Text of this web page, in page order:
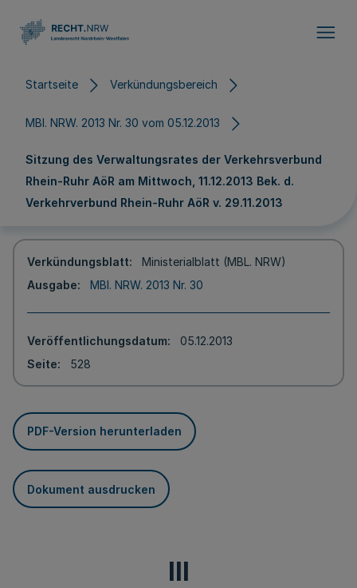
Startseite Verkündungsbereich
MBl. NRW. 2013 Nr. 30 vom 05.12.2013
Sitzung des Verwaltungsrates der Verkehrsverbund
Rhein-Ruhr AöR am Mittwoch, 11.12.2013 Bek. d.
Verkehrverbund Rhein-Ruhr AöR v. 29.11.2013
Verkündungsblatt
Ministerialblatt (MBL. NRW)
Ausgabe
MBl. NRW. 2013 Nr. 30
Veröffentlichungsdatum
05.12.2013
Seite
528
PDF-Version herunterladen
Dokument ausdrucken
III